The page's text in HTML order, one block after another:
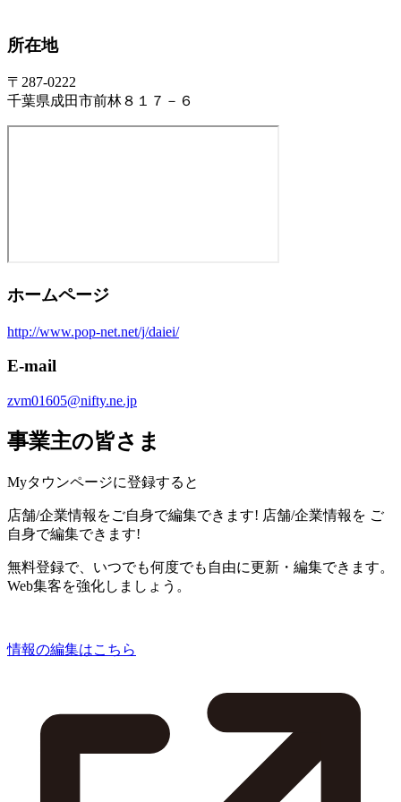
所在地
〒287-0222
千葉県成田市前林８１７－６
ホームページ
http://www.pop-net.net/j/daiei/
E-mail
zvm01605@nifty.ne.jp
事業主の皆さま
Myタウンページに登録すると
店舗/企業情報をご自身で編集できます! 店舗/企業情報を ご
自身で編集できます!
無料登録で、いつでも何度でも自由に更新・編集できます。
Web集客を強化しましょう。
情報の編集はこちら